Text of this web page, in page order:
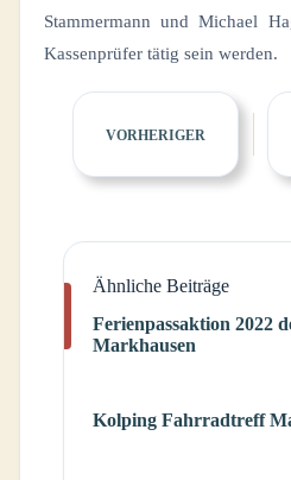
Stammermann und Michael
Kassenprüfer tätig sein werden.
VORHERIGER
Ähnliche Beiträge
Ferienpassaktion 2022
Markhausen
Kolping Fahrradtreff